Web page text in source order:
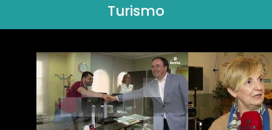
Turismo